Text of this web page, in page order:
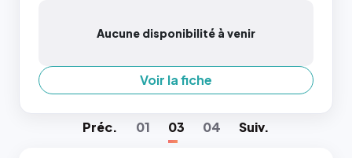
Aucune disponibilité à venir
Voir la fiche
Préc. 01 03 04 Suiv.